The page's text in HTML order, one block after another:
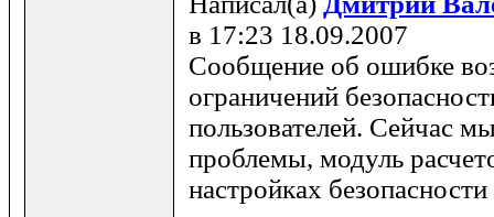
в 17:23 18.09.2007
Сообщение об ошибке
ограничений
пользователей. Сейчас
проблемы, модуль
настройках